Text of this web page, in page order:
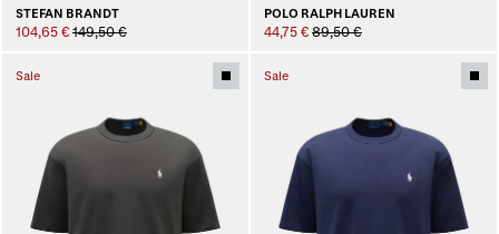
STEFAN BRANDT
104,65 € 149,50 €
POLO RALPH LAUREN
44,75 € 89,50 €
Sale Sale